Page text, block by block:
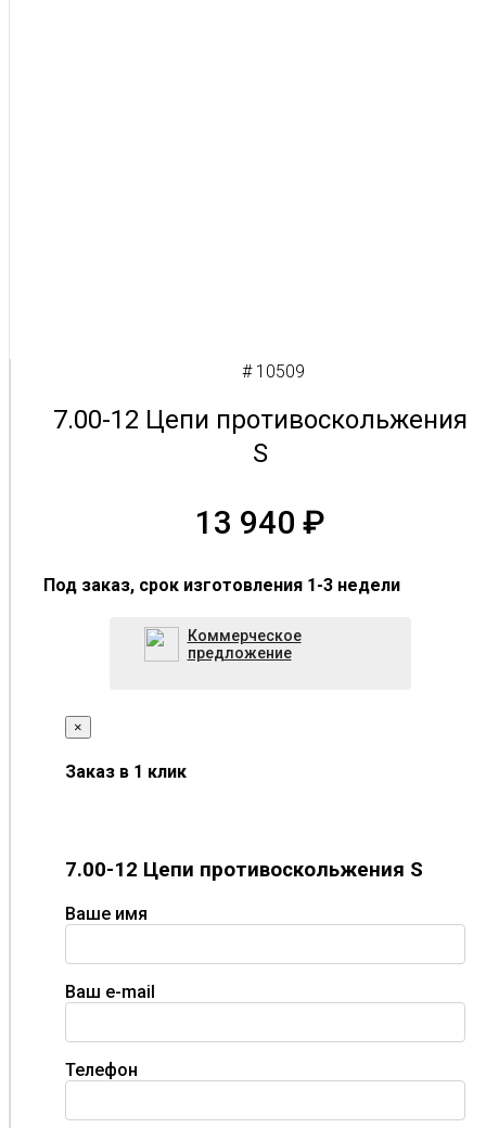
# 10509
7.00-12 Цепи противоскольжения
S
13 940 ₽
Под заказ, срок изготовления 1-3 недели
Коммерческое
предложение
×
Заказ в 1 клик
7.00-12 Цепи противоскольжения S
Ваше имя
Ваш e-mail
Телефон